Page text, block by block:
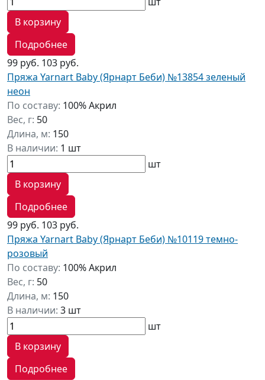
В корзину
Подробнее
99 руб. 103 руб.
Пряжа Yarnart Baby (Ярнарт Беби) №13854 зеленый
неон
По составу: 100% Акрил
Вес, г: 50
Длина, м: 150
В наличии: 1 шт
шт
В корзину
Подробнее
99 руб. 103 руб.
Пряжа Yarnart Baby (Ярнарт Беби) №10119 темно-
розовый
По составу: 100% Акрил
Вес, г: 50
Длина, м: 150
В наличии: 3 шт
шт
В корзину
Подробнее